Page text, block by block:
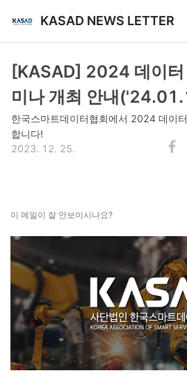
KASAD NEWS LETTER
[KASAD] 2024 데이터
미나 개최 안내
한국스마트데이터협회에서 2024 데이
합니다!
2023. 12. 25.
이 메일이 잘 안보이시나요?